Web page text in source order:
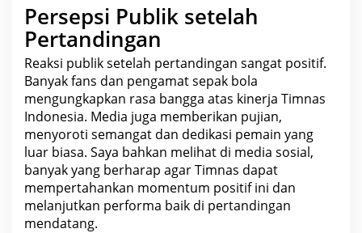
Persepsi Publik setelah
Pertandingan
Reaksi publik setelah pertandingan sangat positif.
Banyak fans dan pengamat sepak bola
mengungkapkan rasa bangga atas kinerja Timnas
Indonesia. Media juga memberikan pujian,
menyoroti semangat dan dedikasi pemain yang
luar biasa. Saya bahkan melihat di media sosial,
banyak yang berharap agar Timnas dapat
mempertahankan momentum positif ini dan
melanjutkan performa baik di pertandingan
mendatang.